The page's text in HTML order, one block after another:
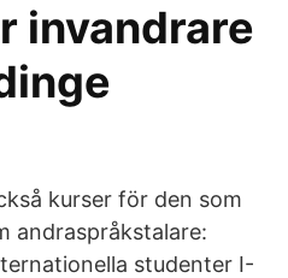
invandrare
kurser för den som
andraspråkstalare:
studenter I-